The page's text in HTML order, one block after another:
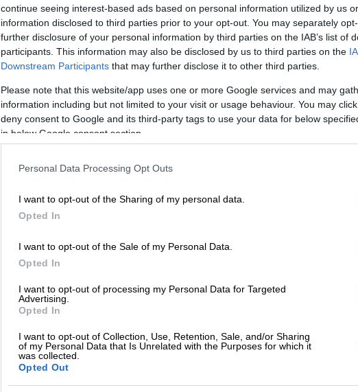
continue seeing interest-based ads based on personal information utilized by us
information disclosed to third parties prior to your opt-out. You may separately
further disclosure of your personal information by third parties on the IAB’s list of
participants. This information may also be disclosed by us to third parties on the
Downstream Participants that may further disclose it to other third parties.
Please note that this website/app uses one or more Google services and may
information including but not limited to your visit or usage behaviour. You may
deny consent to Google and its third-party tags to use your data for below
in below Google consent section.
Personal Data Processing Opt Outs
I want to opt-out of the Sharing of my personal data.
Opted In
I want to opt-out of the Sale of my Personal Data.
Opted In
I want to opt-out of processing my Personal Data for Targeted
Advertising.
Opted In
I want to opt-out of Collection, Use, Retention, Sale, and/or Sharing
of my Personal Data that Is Unrelated with the Purposes for which it
was collected.
Opted Out